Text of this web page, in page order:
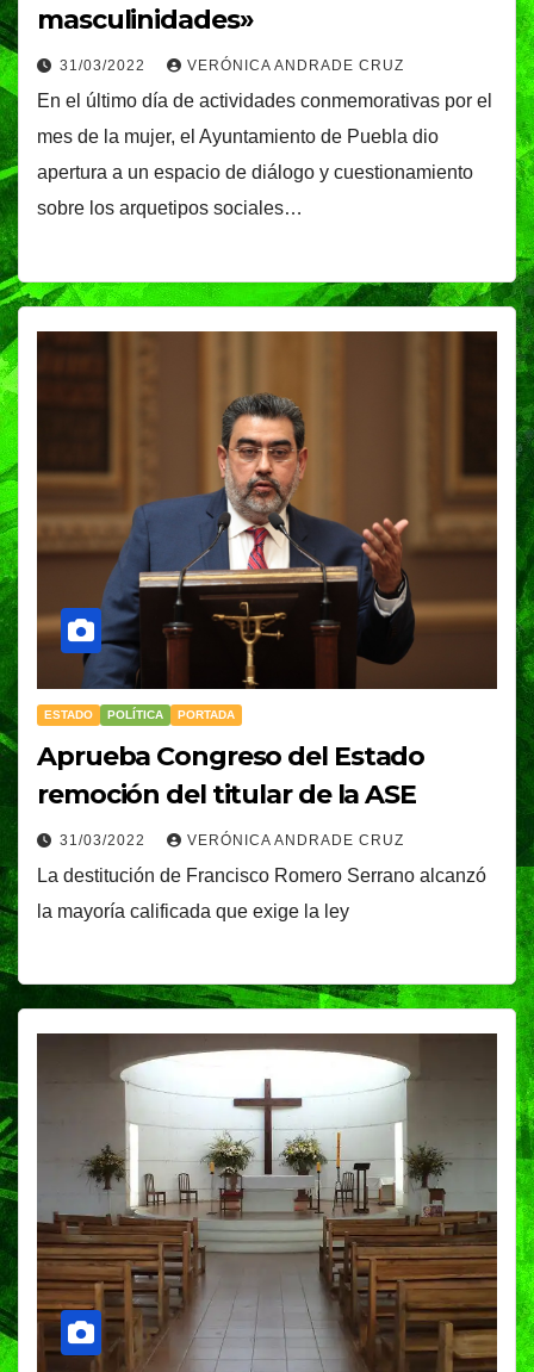
masculinidades»
31/03/2022 VERÓNICA ANDRADE CRUZ
En el último día de actividades conmemorativas por el
mes de la mujer, el Ayuntamiento de Puebla dio
apertura a un espacio de diálogo y cuestionamiento
sobre los arquetipos sociales…
ESTADO POLÍTICA PORTADA
Aprueba Congreso del Estado
remoción del titular de la ASE
31/03/2022 VERÓNICA ANDRADE CRUZ
La destitución de Francisco Romero Serrano alcanzó
la mayoría calificada que exige la ley